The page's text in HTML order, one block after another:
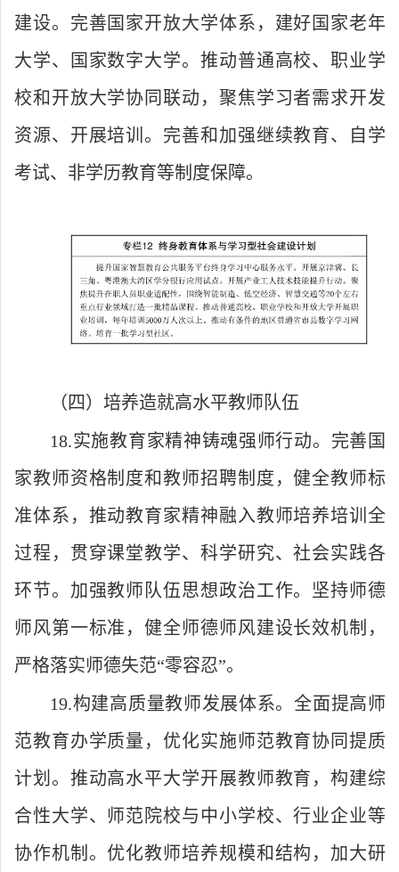
建设。完善国家开放大学体系，建好国家老年
大学、国家数字大学。推动普通高校、职业学
校和开放大学协同联动，聚焦学习者需求开发
资源、开展培训。完善和加强继续教育、自学
考试、非学历教育等制度保障。
（四）培养造就高水平教师队伍
18.实施教育家精神铸魂强师行动。完善国
家教师资格制度和教师招聘制度，健全教师标
准体系，推动教育家精神融入教师培养培训全
过程，贯穿课堂教学、科学研究、社会实践各
环节。加强教师队伍思想政治工作。坚持师德
师风第一标准，健全师德师风建设长效机制，
严格落实师德失范“零容忍”。
19.构建高质量教师发展体系。全面提高师
范教育办学质量，优化实施师范教育协同提质
计划。推动高水平大学开展教师教育，构建综
合性大学、师范院校与中小学校、行业企业等
协作机制。优化教师培养规模和结构，加大研